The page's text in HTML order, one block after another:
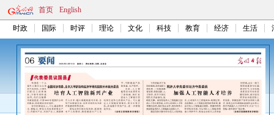
首页 English
时政 国际 时评 理论 文化 科技 教育 经济 生活